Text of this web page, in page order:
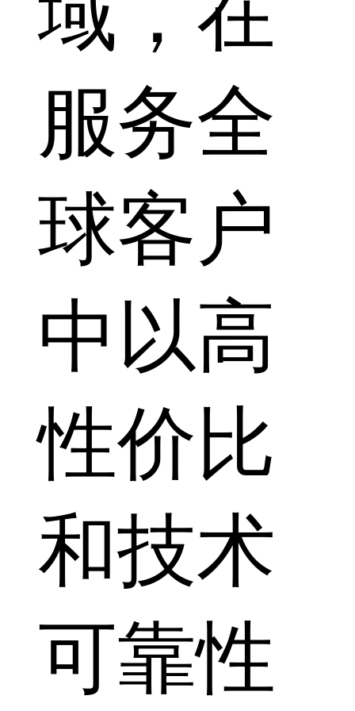
服务全
球客户
中以高
性价比
和技术
可靠性